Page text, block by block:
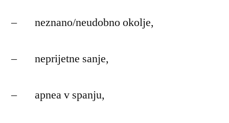
– neznano/neudobno okolje,
– neprijetne sanje,
– apnea v spanju,